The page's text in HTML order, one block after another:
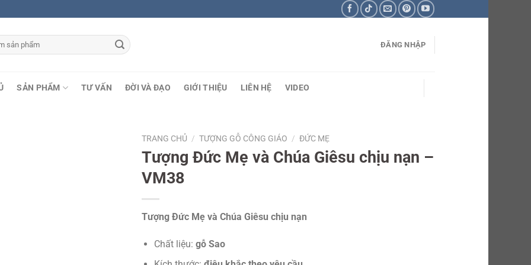
ĐĂNG NHẬP
SẢN PHẨM TƯ VẤN ĐỜI VÀ ĐẠO GIỚI THIỆU LIÊN HỆ VIDEO
TRANG CHỦ / TƯỢNG GỖ CÔNG GIÁO / ĐỨC MẸ
Tượng Đức Mẹ và Chúa Giêsu chịu nạn –
VM38
Tượng Đức Mẹ và Chúa Giêsu chịu nạn
Chất liệu: gỗ Sao